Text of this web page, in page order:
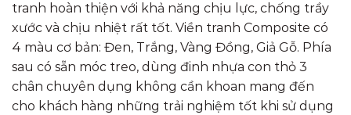
tranh hoàn thiện với khả năng chịu lực, chống trầy
xước và chịu nhiệt rất tốt. Viền tranh Composite có
4 màu cơ bản: Đen, Trắng, Vàng Đồng, Giả Gỗ. Phía
sau có sẵn móc treo, dùng đinh nhựa con thỏ 3
chân chuyên dụng không cần khoan mang đến
cho khách hàng những trải nghiệm tốt khi sử dụng